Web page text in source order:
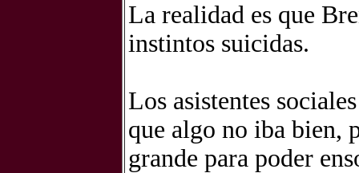
La realidad es que
instintos suicidas.
Los asistentes
que algo no iba bien,
grande para poder